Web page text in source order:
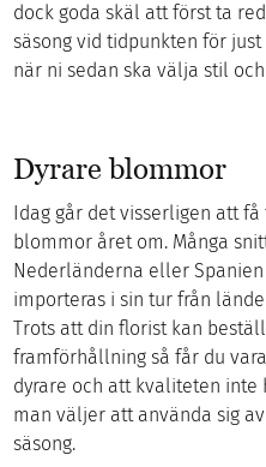
dock goda skäl att först ta
säsong vid tidpunkten för
när ni sedan ska välja stil
Dyrare blommor
Idag går det visserligen att
blommor året om. Många
Nederländerna eller
importeras i sin tur från
Trots att din florist kan
framförhållning så får du
dyrare och att kvaliteten
man väljer att använda sig
säsong.